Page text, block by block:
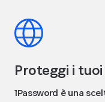
Proteggi i
1Password è una